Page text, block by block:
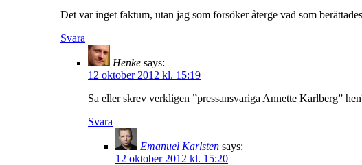
Det var inget faktum, utan jag som försöker återge vad som
Svara
Henke says:
12 oktober 2012 kl. 15:19
Sa eller skrev verkligen ”pressansvariga Annette Karlberg”
Svara
Emanuel Karlsten says:
12 oktober 2012 kl. 15:20